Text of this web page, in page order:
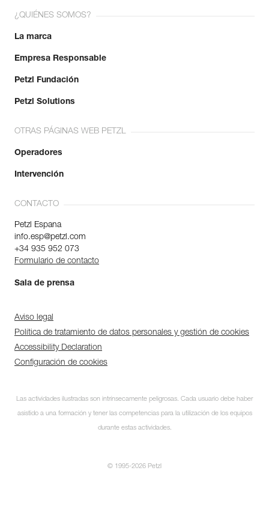
¿QUIÉNES SOMOS?
La marca
Empresa Responsable
Petzl Fundación
Petzl Solutions
OTRAS PÁGINAS WEB PETZL
Operadores
Intervención
CONTACTO
Petzl Espana
info.esp@petzl.com
+34 935 952 073
Formulario de contacto
Sala de prensa
Aviso legal
Política de tratamiento de datos personales y gestión de cookies
Accessibility Declaration
Configuración de cookies
Las actividades ilustradas son intrínsecamente peligrosas. Cada usuario debe haber
asistido a una formación y tener las competencias para la utilización de los equipos
durante estas actividades.
© 1995-2026 Petzl